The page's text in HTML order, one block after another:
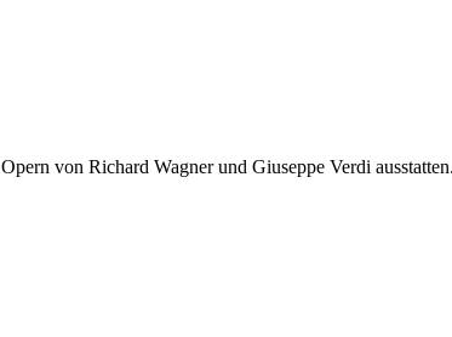
von Ri­chard Wag­ner und Giu­sep­pe Ver­di